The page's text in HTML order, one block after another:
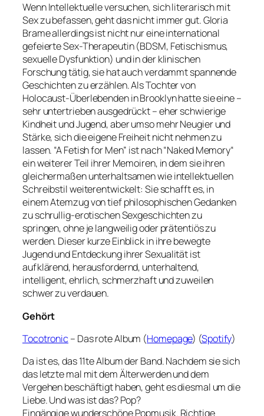
Wenn Intellektuelle versuchen, sich literarisch mit
Sex zu befassen, geht das nicht immer gut. Gloria
Brame allerdings ist nicht nur eine international
gefeierte Sex-Therapeutin (BDSM, Fetischismus,
sexuelle Dysfunktion) und in der klinischen
Forschung tätig, sie hat auch verdammt spannende
Geschichten zu erzählen. Als Tochter von
Holocaust-Überlebenden in Brooklyn hatte sie eine –
sehr untertrieben ausgedrückt – eher schwierige
Kindheit und Jugend, aber umso mehr Neugier und
Stärke, sich die eigene Freiheit nicht nehmen zu
lassen. “A Fetish for Men” ist nach “Naked Memory“
ein weiterer Teil ihrer Memoiren, in dem sie ihren
gleichermaßen unterhaltsamen wie intellektuellen
Schreibstil weiterentwickelt: Sie schafft es, in
einem Atemzug von tief philosophischen Gedanken
zu schrullig-erotischen Sexgeschichten zu
springen, ohne je langweilig oder prätentiös zu
werden. Dieser kurze Einblick in ihre bewegte
Jugend und Entdeckung ihrer Sexualität ist
aufklärend, herausfordernd, unterhaltend,
intelligent, ehrlich, schmerzhaft und zuweilen
schwer zu verdauen.
Gehört
Tocotronic – Das rote Album (Homepage) (Spotify)
Da ist es, das 11te Album der Band. Nachdem sie sich
das letzte mal mit dem Älterwerden und dem
Vergehen beschäftigt haben, geht es diesmal um die
Liebe. Und was ist das? Pop?
Eingängige wunderschöne Popmusik. Richtige